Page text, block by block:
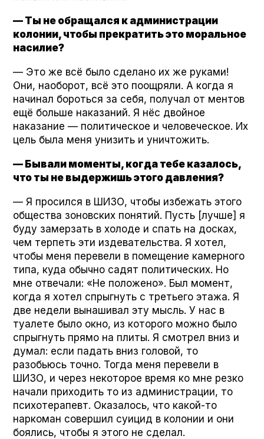
— Ты не обращался к администрации
колонии, чтобы прекратить это моральное
насилие?
— Это же всё было сделано их же руками!
Они, наоборот, всё это поощряли. А когда я
начинал бороться за себя, получал от ментов
ещё больше наказаний. Я нёс двойное
наказание — политическое и человеческое. Их
цель была меня унизить и уничтожить.
— Бывали моменты, когда тебе казалось,
что ты не выдержишь этого давления?
— Я просился в ШИЗО, чтобы избежать этого
общества зоновских понятий. Пусть [лучше] я
буду замерзать в холоде и спать на досках,
чем терпеть эти издевательства. Я хотел,
чтобы меня перевели в помещение камерного
типа, куда обычно садят политических. Но
мне отвечали: «Не положено». Был момент,
когда я хотел спрыгнуть с третьего этажа. Я
две недели вынашивал эту мысль. У нас в
туалете было окно, из которого можно было
спрыгнуть прямо на плиты. Я смотрел вниз и
думал: если падать вниз головой, то
разобьюсь точно. Тогда меня перевели в
ШИЗО, и через некоторое время ко мне резко
начали приходить то из администрации, то
психотерапевт. Оказалось, что какой-то
наркоман совершил суицид в колонии и они
боялись, чтобы я этого не сделал.